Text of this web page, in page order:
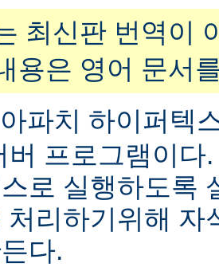
최신판 번역이
용은 영어 문서
파치 하이퍼텍
버 프로그램이다
로 실행하도록
처리하기위해 자
다.